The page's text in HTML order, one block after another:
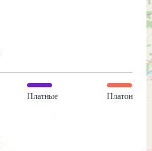
Платные Платон